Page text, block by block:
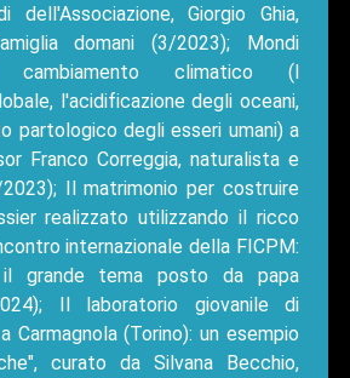
dell'Associazione, Giorgio Ghia,
domani (3/2023); Mondi
climatico (l
l'acidificazione degli oceani,
partologico degli esseri umani) a
Franco Correggia, naturalista e
Il matrimonio per costruire
realizzato utilizzando il ricco
internazionale della FICPM:
grande tema posto da papa
Il laboratorio giovanile di
Carmagnola (Torino): un esempio
curato da Silvana Becchio,